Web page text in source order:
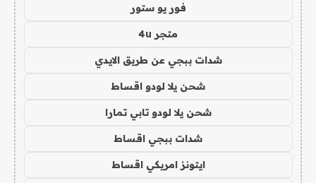
فور يو ستور
متجر 4u
شدات ببجي عن طريق الايدي
شحن يلا لودو اقساط
شحن يلا لودو تابي تمارا
شدات ببجي اقساط
ايتونز امريكي اقساط